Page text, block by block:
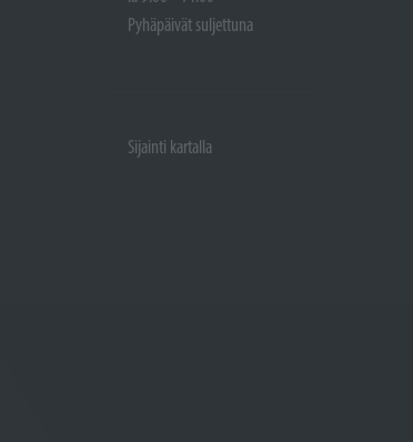
Pyhäpäivät suljettuna
Sijainti kartalla